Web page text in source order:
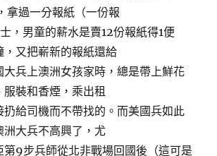
拿過一分報紙（一份報
，男童的薪水是賣12份報紙得1便
，又把嶄新的報紙還給
大兵上澳洲女孩家時，總是帶上鮮花
裝和香煙，乘出租
扔給司機而不帶找的。而美國兵如此
洲大兵不高興了，尤
第9步兵師從北非戰場回國後（這可是